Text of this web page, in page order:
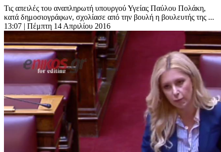
Τις απειλές του αναπληρωτή υπουργού Υγείας Παύλου Πολάκη,
κατά δημοσιογράφων, σχολίασε από την βουλή η βουλευτής της ...
13:07 | Πέμπτη 14 Απριλίου 2016